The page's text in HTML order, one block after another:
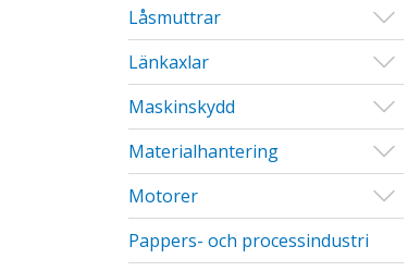
Låsmuttrar
Länkaxlar
Maskinskydd
Materialhantering
Motorer
Pappers- och processindustri